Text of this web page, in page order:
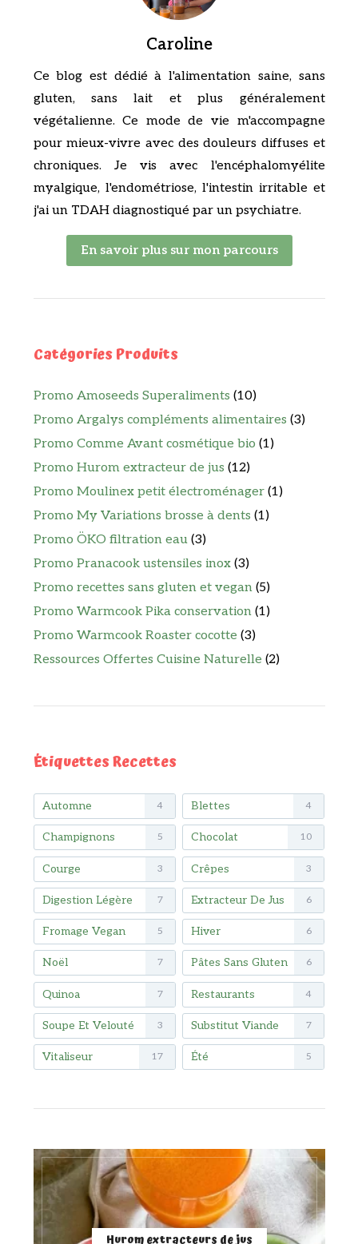
Caroline
Ce blog est dédié à l'alimentation saine, sans
gluten, sans lait et plus généralement
végétalienne. Ce mode de vie m'accompagne
pour mieux-vivre avec des douleurs diffuses et
chroniques. Je vis avec l'encéphalomyélite
myalgique, l'endométriose, l'intestin irritable et
j'ai un TDAH diagnostiqué par un psychiatre.
En savoir plus sur mon parcours
Catégories Produits
Promo Amoseeds Superaliments (10)
Promo Argalys compléments alimentaires (3)
Promo Comme Avant cosmétique bio (1)
Promo Hurom extracteur de jus (12)
Promo Moulinex petit électroménager (1)
Promo My Variations brosse à dents (1)
Promo ÖKO filtration eau (3)
Promo Pranacook ustensiles inox (3)
Promo recettes sans gluten et vegan (5)
Promo Warmcook Pika conservation (1)
Promo Warmcook Roaster cocotte (3)
Ressources Offertes Cuisine Naturelle (2)
Étiquettes Recettes
Automne 4 Blettes 4
Champignons 5 Chocolat 10
Courge 3 Crêpes 3
Digestion Légère 7 Extracteur De Jus 6
Fromage Vegan 5 Hiver 6
Noël 7 Pâtes Sans Gluten 6
Quinoa 7 Restaurants 4
Soupe Et Velouté 3 Substitut Viande 7
Vitaliseur 17 Été 5
Hurom extracteurs de jus